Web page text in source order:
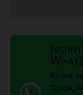
Ricevi
Guide,